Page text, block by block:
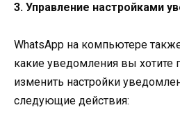
3. Управление настройками
WhatsApp на компьютере
какие уведомления вы хотите
изменить настройки
следующие действия: